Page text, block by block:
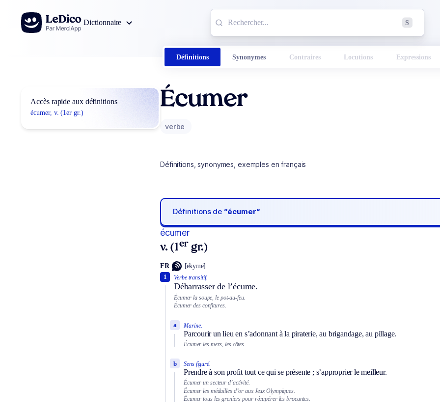
Aller au contenu
Dictionnaire
S
Définitions Synonymes Contraires Locutions Expressions
Accès rapide aux définitions
écumer, v. (1er gr.)
Écumer
verbe
Définitions, synonymes, exemples en français
Définitions de “écumer“
écumer
v. (1er gr.)
FR [ekyme]
Verbe transitif.
Débarrasser de l’écume.
1
Écumer la soupe, le pot-au-feu.
Écumer des confitures.
Marine.
Parcourir un lieu en s’adonnant à la piraterie, au brigandage, au pillage.
a
Écumer les mers, les côtes.
Sens figuré.
Prendre à son profit tout ce qui se présente ; s’approprier le meilleur.
b
Écumer un secteur d’activité.
Écumer les médailles d’or aux Jeux Olympiques.
Écumer tous les greniers pour récupérer les brocantes.